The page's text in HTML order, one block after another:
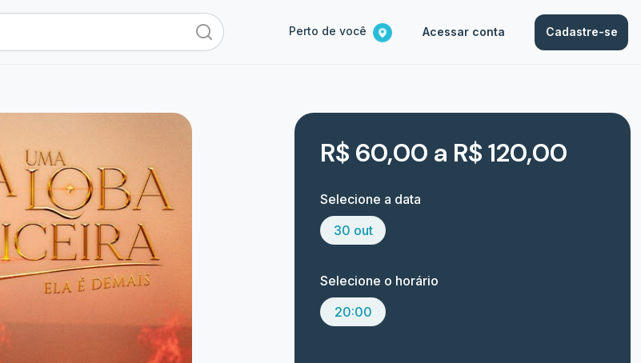
Perto de você Acessar conta Cadastre-se
R$ 60,00 a R$ 120,00
Selecione a data
30 out
Selecione o horário
20:00